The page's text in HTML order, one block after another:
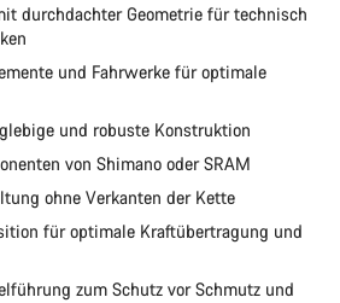
durchdachter Geometrie für technisch
und Fahrwerke für optimale
und robuste Konstruktion
von Shimano oder SRAM
ohne Verkanten der Kette
für optimale Kraftübertragung und
zum Schutz vor Schmutz und